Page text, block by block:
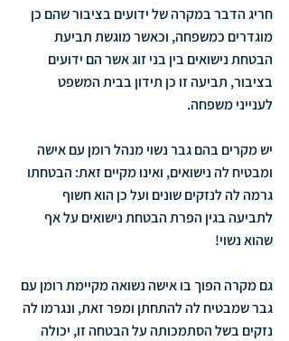
חריג הדבר במקרה של ידועים בציבור שהם כן
מוגדרים כמשפחה, וכאשר מוגשת תביעת
הבטחת נישואים בין בני זוג אשר הם ידועים
בציבור, תביעה זו כן תידון בבית המשפט
לענייני משפחה.
יש מקרים בהם גבר נשוי מנהל רומן עם אישה
ומבטיח לה נישואים, ואינו מקיים זאת: הבטחתו
גרמה לה לנזקים שונים ועל כן הוא חשוף
לתביעה בגין הפרת הבטחת נישואים על אף
שהוא נשוי!
גם מקרה הפוך בו אישה נשואה מקיימת רומן עם
גבר שמבטיח לה להתחתן ומפר זאת, ונגרמו לה
נזקים בשל הסתמכותה על הבטחה זו, יכולה